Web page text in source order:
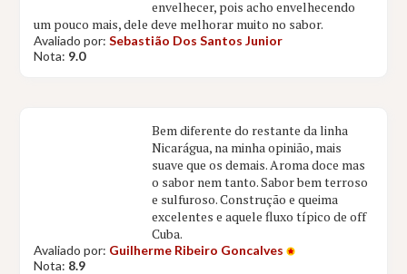
envelhecer, pois acho envelhecendo
um pouco mais, dele deve melhorar muito no sabor.
Avaliado por:Sebastião Dos Santos Junior
Nota: 9.0
Bem diferente do restante da linha
Nicarágua, na minha opinião, mais
suave que os demais. Aroma doce mas
o sabor nem tanto. Sabor bem terroso
e sulfuroso. Construção e queima
excelentes e aquele fluxo típico de off
Cuba.
Avaliado por: Guilherme Ribeiro Goncalves
Nota: 8.9